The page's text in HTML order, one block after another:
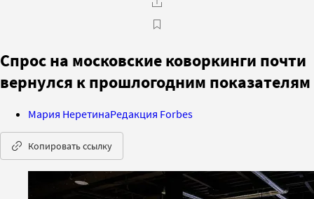
Спрос на московские коворкинги почти
вернулся к прошлогодним показателям
Мария НеретинаРедакция Forbes
Копировать ссылку